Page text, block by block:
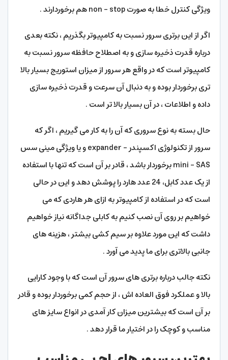
ویژگی کنترل خطا به صورت non – stop هم برخوردارند .
اگر از این برتری سرور نسبت به کامپیوتر بگذریم ، نکته بعدی
درباره قدرت ذخیره سازی و به اصطلاح حافظه سرور نسبت به
کامپیوتر است که در واقع هر سرور از میزان استوریج بسیار بالا
تری برخوردار بوده و به دنبال آن سرعت و قدرت ذخیره سازی
داده و اطلاعات ، در آن بسیار بالا تر است .
حال بسته به نوع سروری که آن را به کار می گیریم ، اگر که
سرور از تکنولوژی اکسپندر – expander و یا ویژگی مینی سس
mini – SAS برخوردار باشد ، قادر بر آن است که تنها با استفاده
از یک عدد کابل، 24 عدد هارد را پوشش دهد و این در حالی
است که در استفاده از کامپیوتر به ازای هر هاردی که می
خواهیم بر روی آن نصب کنیم به کابلی جداگانه نیاز خواهیم
داشت که این مورد علاوه بر سیم کشی بیشتر ، هزینه های
جانبی بالاتری برای ما پدید می آورد .
نکته جالب درباره برتری های سرور آن است که با وجود کارایی
بالا و عملکرد فوق العاده اش ، از حجم کمی برخوردار بوده و قادر
بر آن است که بیشترین میزان کار آمدی در انواع سایز های
مناسب و کوچک را در اختیار ما قرار دهد .